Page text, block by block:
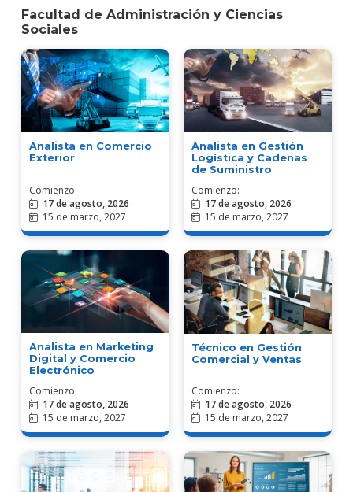
Facultad de Administración y Ciencias
Sociales
Analista en Comercio
Exterior
Comienzo:
17 de agosto, 2026
15 de marzo, 2027
Analista en Gestión
Logística y Cadenas
de Suministro
Comienzo:
17 de agosto, 2026
15 de marzo, 2027
Analista en Marketing
Digital y Comercio
Electrónico
Comienzo:
17 de agosto, 2026
15 de marzo, 2027
Técnico en Gestión
Comercial y Ventas
Comienzo:
17 de agosto, 2026
15 de marzo, 2027